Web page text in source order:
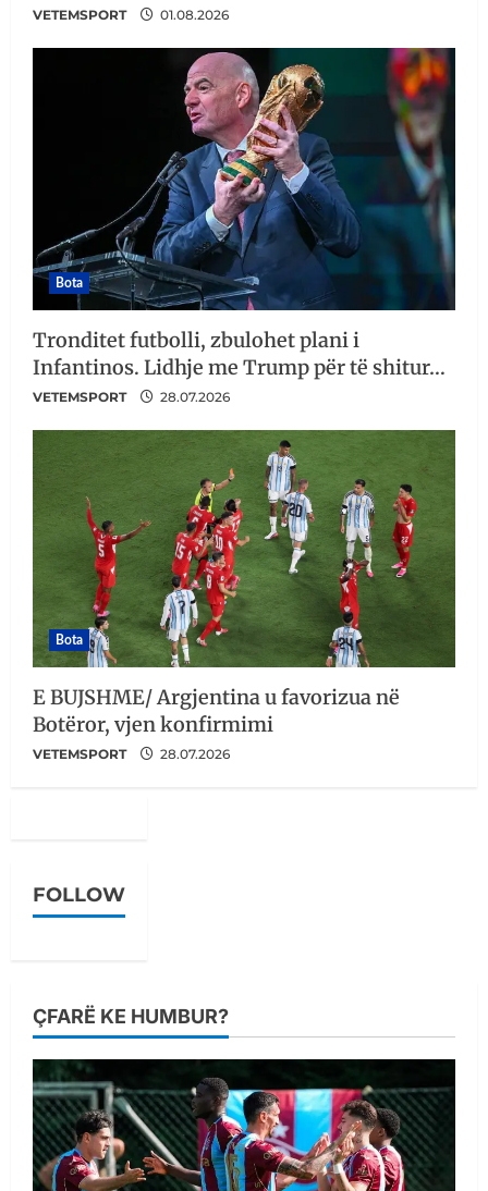
VETEMSPORT 01.08.2026
Bota
Tronditet futbolli, zbulohet plani i
Infantinos. Lidhje me Trump për të shitur…
VETEMSPORT 28.07.2026
Bota
E BUJSHME/ Argjentina u favorizua në
Botëror, vjen konfirmimi
VETEMSPORT 28.07.2026
FOLLOW
ÇFARË KE HUMBUR?